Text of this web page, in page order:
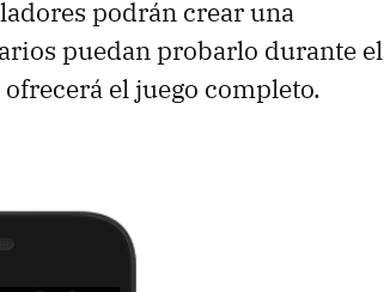
podrán crear una
puedan probarlo durante el
el juego completo.